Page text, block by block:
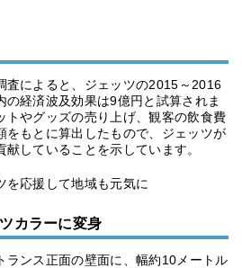
によると、ジェッツの2015～2016
の経済波及効果は9億円と試算されま
トやグッズの売り上げ、観客の飲食費
をもとに算出したもので、ジェッツが
していることを示しています。
を応援して地域も元気に
カラーに変身
ンス正面の壁面に、幅約10メートル